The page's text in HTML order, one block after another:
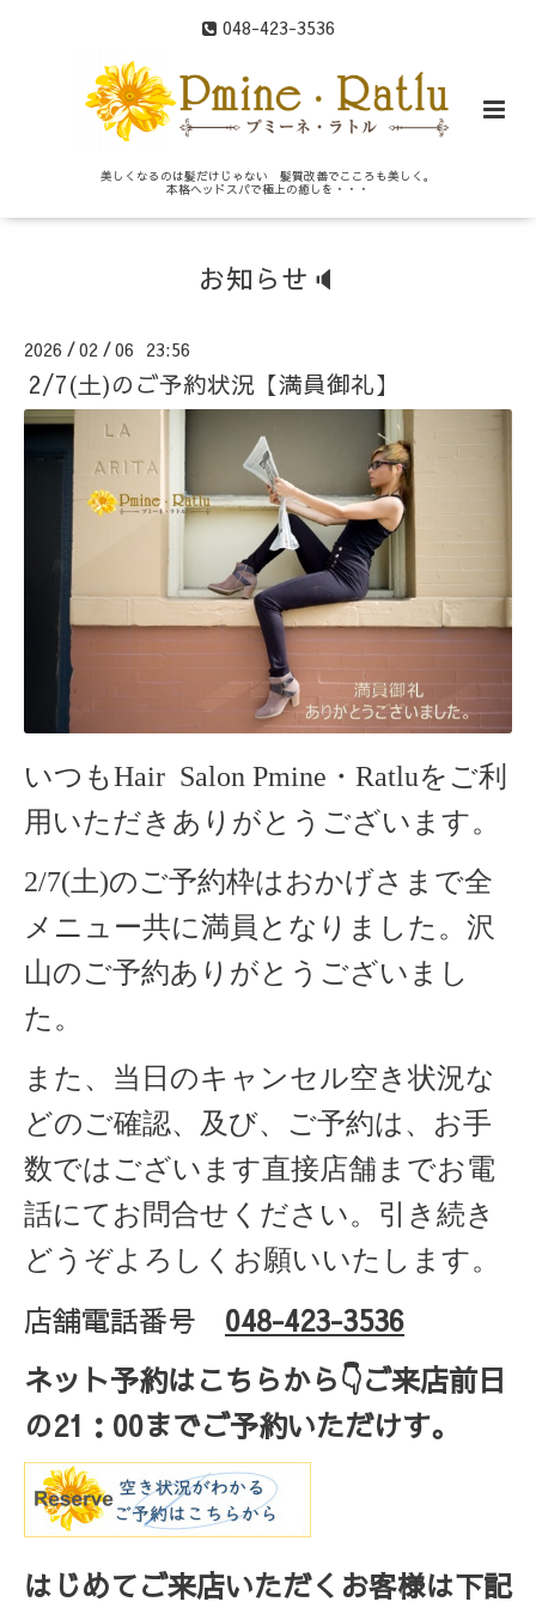
048-423-3536
美しくなるのは髪だけじゃない 髪質改善でこころも美しく。
本格ヘッドスパで極上の癒しを・・・
お知らせ🔈
2026 /02 /06 23:56
2/7(土)のご予約状況【満員御礼】
いつもHair Salon Pmine・Ratluをご利
用いただきありがとうございます。
2/7(土)のご予約枠はおかげさまで全
メニュー共に満員となりました。沢
山のご予約ありがとうございまし
た。
また、当日のキャンセル空き状況な
どのご確認、及び、ご予約は、お手
数ではございます直接店舗までお電
話にてお問合せください。引き続き
どうぞよろしくお願いいたします。
店舗電話番号 048-423-3536
ネット予約はこちらから👇ご来店前日
の21 ： 00までご予約いただけす。
はじめてご来店いただくお客様は下記